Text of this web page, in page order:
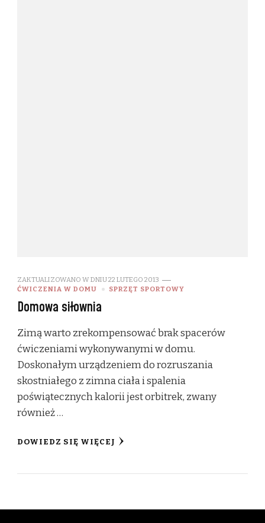
ZAKTUALIZOWANO W DNIU22 LUTEGO 2013
ĆWICZENIA W DOMU
SPRZĘT SPORTOWY
Domowa siłownia
Zimą warto zrekompensować brak spacerów
ćwiczeniami wykonywanymi w domu.
Doskonałym urządzeniem do rozruszania
skostniałego z zimna ciała i spalenia
poświątecznych kalorii jest orbitrek, zwany
również …
DOWIEDZ SIĘ WIĘCEJ